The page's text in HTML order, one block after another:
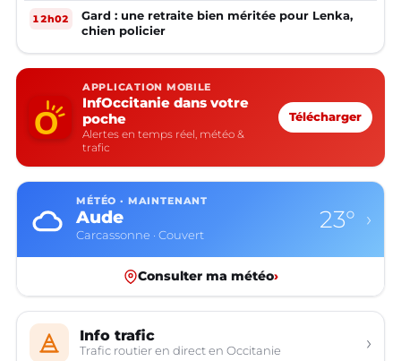
12h02
Gard : une retraite bien méritée pour Lenka,
chien policier
APPLICATION MOBILE
InfOccitanie dans votre
poche
Alertes en temps réel, météo &
trafic
Télécharger
MÉTÉO · MAINTENANT
Aude
Carcassonne · Couvert
23° ›
Consulter ma météo›
Info trafic
Trafic routier en direct en Occitanie ›